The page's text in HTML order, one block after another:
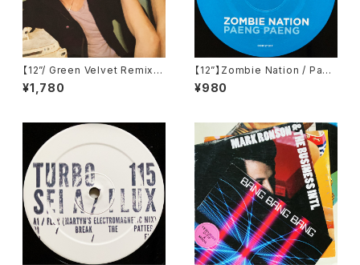
【12”/ Green Velvet Remix】
Tiga / Shoes (Different) (D
IFB 1216T)
¥1,780
【12”】Zombie Nation / Paen
g Paeng (Cocoon Recordi
ngs) (COR12"017)
¥980